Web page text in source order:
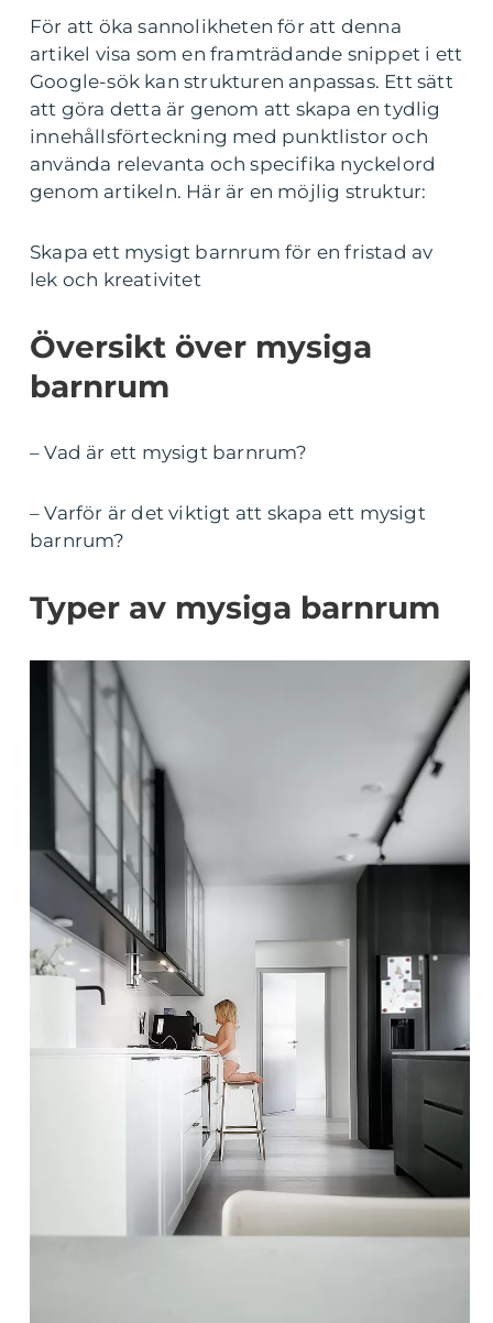
För att öka sannolikheten för att denna
artikel visa som en framträdande snippet i ett
Google-sök kan strukturen anpassas. Ett sätt
att göra detta är genom att skapa en tydlig
innehållsförteckning med punktlistor och
använda relevanta och specifika nyckelord
genom artikeln. Här är en möjlig struktur:
Skapa ett mysigt barnrum för en fristad av
lek och kreativitet
Översikt över mysiga
barnrum
– Vad är ett mysigt barnrum?
– Varför är det viktigt att skapa ett mysigt
barnrum?
Typer av mysiga barnrum